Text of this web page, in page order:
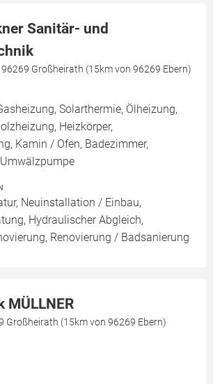
Sanitär- und
96269 Großheirath (15km von 96269 Ebern)
Solarthermie, Ölheizung,
Heizkörper,
Kamin / Ofen, Badezimmer,
Neuinstallation / Einbau,
Hydraulischer Abgleich,
Renovierung / Badsanierung
Großheirath (15km von 96269 Ebern)